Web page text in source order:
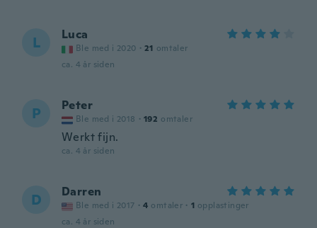
L Luca
Ble med i 2020 · 21 omtaler
ca. 4 år siden
P Peter
Ble med i 2018 · 192 omtaler
Werkt fijn.
ca. 4 år siden
D Darren
Ble med i 2017 · 4 omtaler · 1 opplastinger
ca. 4 år siden